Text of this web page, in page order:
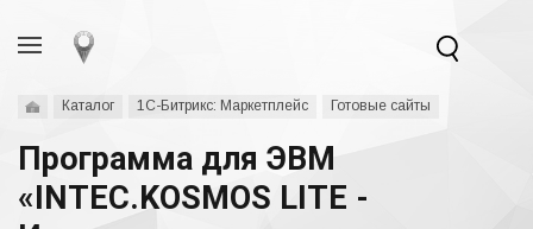
Каталог 1С-Битрикс: Маркетплейс Готовые сайты
Программа для ЭВМ
«INTEC.KOSMOS LITE -